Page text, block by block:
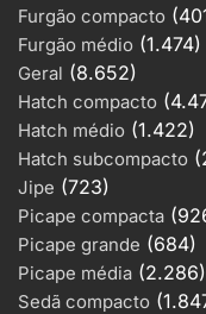
Furgão compacto
Furgão médio (1.474)
Geral (8.652)
Hatch compacto
Hatch médio (1.422)
Hatch subcompacto
Jipe (723)
Picape compacta
Picape grande (684)
Picape média (2.286)
Sedã compacto